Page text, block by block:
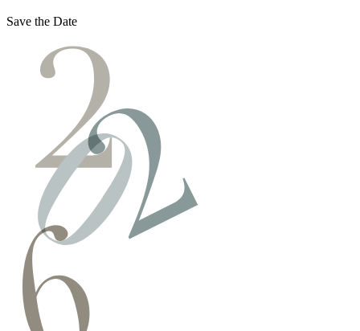
Save the Date